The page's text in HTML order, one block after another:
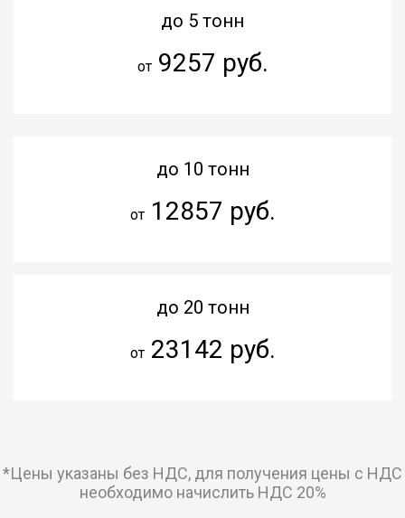
до 5 тонн
от9257 руб.
до 10 тонн
от12857 руб.
до 20 тонн
от23142 руб.
*Цены указаны без НДС, для получения цены с НДС
необходимо начислить НДС 20%